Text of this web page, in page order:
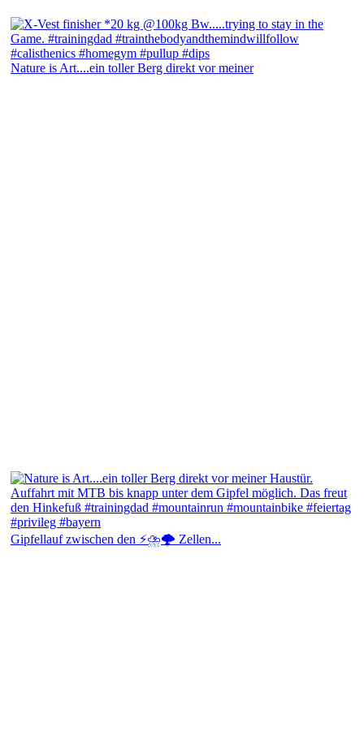
Nature is Art....ein toller Berg direkt vor meiner
Gipfellauf zwischen den ⚡⛈️🌩️ Zellen...